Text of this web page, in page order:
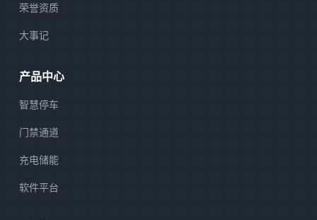
荣誉资质
大事记
产品中心
智慧停车
门禁通道
充电储能
软件平台